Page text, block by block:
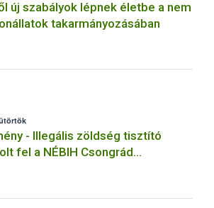
új szabályok lépnek életbe a nem
takarmányozásában
- Illegális zöldség tisztító
fel a NÉBIH Csongrád